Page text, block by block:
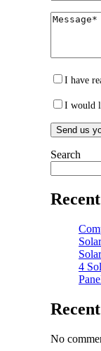
I have
I would
Search
4
No